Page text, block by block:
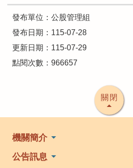
發布單位：公股管理組
發布日期：115-07-28
更新日期：115-07-29
點閱次數：966657
關閉
機關簡介
公告訊息